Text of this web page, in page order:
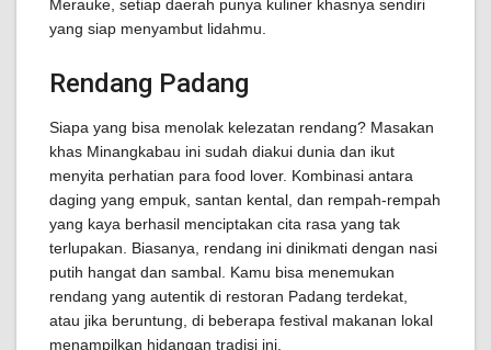
Merauke, setiap daerah punya kuliner khasnya sendiri
yang siap menyambut lidahmu.
Rendang Padang
Siapa yang bisa menolak kelezatan rendang? Masakan
khas Minangkabau ini sudah diakui dunia dan ikut
menyita perhatian para food lover. Kombinasi antara
daging yang empuk, santan kental, dan rempah-rempah
yang kaya berhasil menciptakan cita rasa yang tak
terlupakan. Biasanya, rendang ini dinikmati dengan nasi
putih hangat dan sambal. Kamu bisa menemukan
rendang yang autentik di restoran Padang terdekat,
atau jika beruntung, di beberapa festival makanan lokal
menampilkan hidangan tradisi ini.